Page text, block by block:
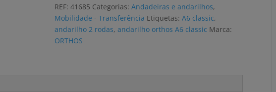
CLASSIC
REF:41685 Categorias:Andadeiras e andarilhos,
Mobilidade - Transferência Etiquetas:A6 classic,
andarilho 2 rodas,andarilho orthos A6 classic Marca:
ORTHOS